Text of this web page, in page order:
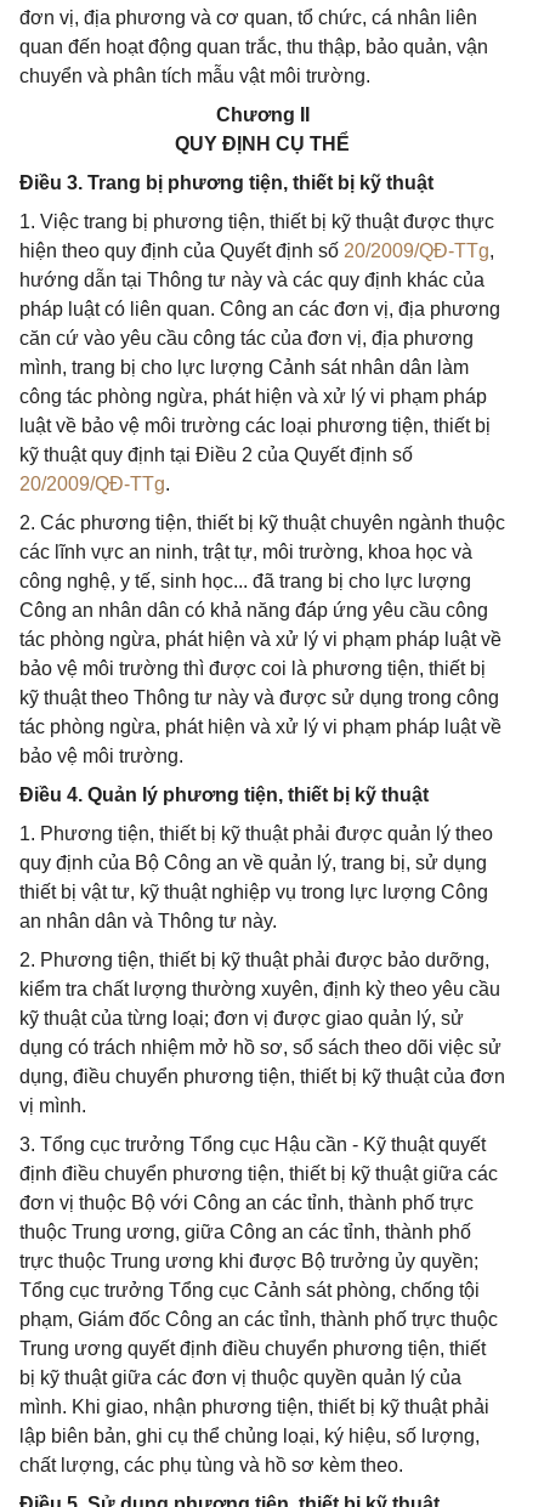
đơn vị, địa phương và cơ quan, tổ chức, cá nhân liên
quan đến hoạt động quan trắc, thu thập, bảo quản, vận
chuyển và phân tích mẫu vật môi trường.
Chương II
QUY ĐỊNH CỤ THỂ
Điều 3. Trang bị phương tiện, thiết bị kỹ thuật
1. Việc trang bị phương tiện, thiết bị kỹ thuật được thực
hiện theo quy định của Quyết định số 20/2009/QĐ-TTg,
hướng dẫn tại Thông tư này và các quy định khác của
pháp luật có liên quan. Công an các đơn vị, địa phương
căn cứ vào yêu cầu công tác của đơn vị, địa phương
mình, trang bị cho lực lượng Cảnh sát nhân dân làm
công tác phòng ngừa, phát hiện và xử lý vi phạm pháp
luật về bảo vệ môi trường các loại phương tiện, thiết bị
kỹ thuật quy định tại Điều 2 của Quyết định số
20/2009/QĐ-TTg.
2. Các phương tiện, thiết bị kỹ thuật chuyên ngành thuộc
các lĩnh vực an ninh, trật tự, môi trường, khoa học và
công nghệ, y tế, sinh học... đã trang bị cho lực lượng
Công an nhân dân có khả năng đáp ứng yêu cầu công
tác phòng ngừa, phát hiện và xử lý vi phạm pháp luật về
bảo vệ môi trường thì được coi là phương tiện, thiết bị
kỹ thuật theo Thông tư này và được sử dụng trong công
tác phòng ngừa, phát hiện và xử lý vi phạm pháp luật về
bảo vệ môi trường.
Điều 4. Quản lý phương tiện, thiết bị kỹ thuật
1. Phương tiện, thiết bị kỹ thuật phải được quản lý theo
quy định của Bộ Công an về quản lý, trang bị, sử dụng
thiết bị vật tư, kỹ thuật nghiệp vụ trong lực lượng Công
an nhân dân và Thông tư này.
2. Phương tiện, thiết bị kỹ thuật phải được bảo dưỡng,
kiểm tra chất lượng thường xuyên, định kỳ theo yêu cầu
kỹ thuật của từng loại; đơn vị được giao quản lý, sử
dụng có trách nhiệm mở hồ sơ, sổ sách theo dõi việc sử
dụng, điều chuyển phương tiện, thiết bị kỹ thuật của đơn
vị mình.
3. Tổng cục trưởng Tổng cục Hậu cần - Kỹ thuật quyết
định điều chuyển phương tiện, thiết bị kỹ thuật giữa các
đơn vị thuộc Bộ với Công an các tỉnh, thành phố trực
thuộc Trung ương, giữa Công an các tỉnh, thành phố
trực thuộc Trung ương khi được Bộ trưởng ủy quyền;
Tổng cục trưởng Tổng cục Cảnh sát phòng, chống tội
phạm, Giám đốc Công an các tỉnh, thành phố trực thuộc
Trung ương quyết định điều chuyển phương tiện, thiết
bị kỹ thuật giữa các đơn vị thuộc quyền quản lý của
mình. Khi giao, nhận phương tiện, thiết bị kỹ thuật phải
lập biên bản, ghi cụ thể chủng loại, ký hiệu, số lượng,
chất lượng, các phụ tùng và hồ sơ kèm theo.